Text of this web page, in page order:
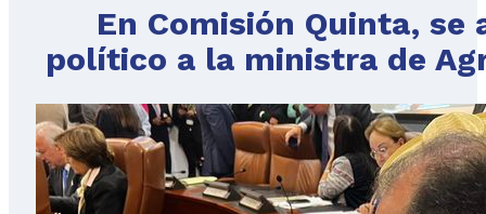
En Comisión Quinta,
político a la ministra de